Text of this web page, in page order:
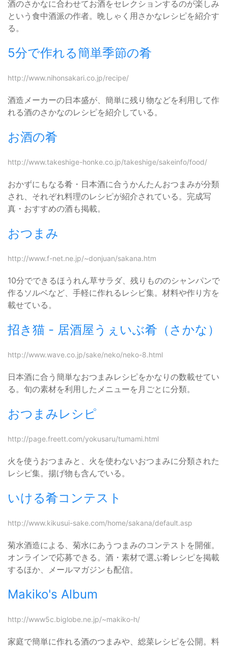
酒のさかなに合わせてお酒をセレクションするのが楽しみ
という食中酒派の作者。晩しゃく用さかなレシピを紹介す
る。
5分で作れる簡単季節の肴
http://www.nihonsakari.co.jp/recipe/
酒造メーカーの日本盛が、簡単に残り物などを利用して作
れる酒のさかなのレシピを紹介している。
お酒の肴
http://www.takeshige-honke.co.jp/takeshige/sakeinfo/food/
おかずにもなる肴・日本酒に合うかんたんおつまみが分類
され、それぞれ料理のレシピが紹介されている。完成写
真・おすすめの酒も掲載。
おつまみ
http://www.f-net.ne.jp/~donjuan/sakana.htm
10分でできるほうれん草サラダ、残りもののシャンパンで
作るソルベなど、手軽に作れるレシピ集。材料や作り方を
載せている。
招き猫 - 居酒屋うぇいぶ肴（さかな）
http://www.wave.co.jp/sake/neko/neko-8.html
日本酒に合う簡単なおつまみレシピをかなりの数載せてい
る。旬の素材を利用したメニューを月ごとに分類。
おつまみレシピ
http://page.freett.com/yokusaru/tumami.html
火を使うおつまみと、火を使わないおつまみに分類された
レシピ集。揚げ物も含んでいる。
いける肴コンテスト
http://www.kikusui-sake.com/home/sakana/default.asp
菊水酒造による、菊水にあうつまみのコンテストを開催。
オンラインで応募できる。酒・素材で選ぶ肴レシピを掲載
するほか、メールマガジンも配信。
Makiko's Album
http://www5c.biglobe.ne.jp/~makiko-h/
家庭で簡単に作れる酒のつまみや、総菜レシピを公開。料